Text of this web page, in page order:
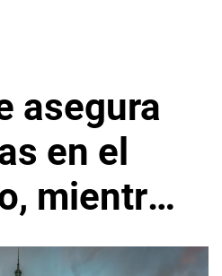
asegura
en el
mientras
para